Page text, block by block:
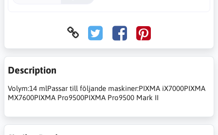
Description
Volym:14 mlPassar till följande maskiner:PIXMA iX7000PIXMA
MX7600PIXMA Pro9500PIXMA Pro9500 Mark II